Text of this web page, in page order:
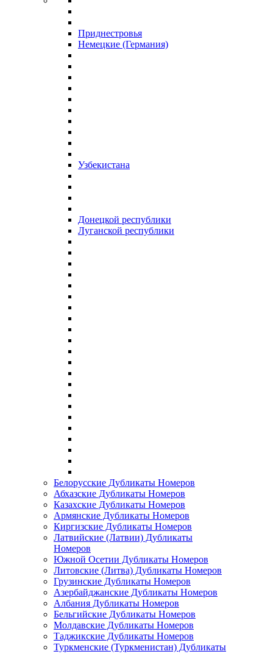
Приднестровья
Немецкие (Германия)
Узбекистана
Донецкой республики
Луганской республики
Белорусские Дубликаты Номеров
Абхазские Дубликаты Номеров
Казахские Дубликаты Номеров
Армянские Дубликаты Номеров
Киргизские Дубликаты Номеров
Латвийские (Латвии) Дубликаты
Номеров
Южной Осетии Дубликаты Номеров
Литовские (Литва) Дубликаты Номеров
Грузинские Дубликаты Номеров
Азербайджанские Дубликаты Номеров
Албания Дубликаты Номеров
Бельгийские Дубликаты Номеров
Молдавские Дубликаты Номеров
Таджикские Дубликаты Номеров
Туркменские (Туркменистан) Дубликаты